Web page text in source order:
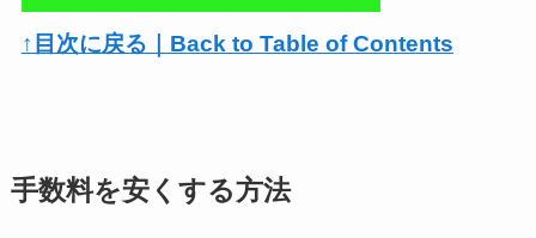
↑目次に戻る｜Back to Table of Contents
手数料を安くする方法